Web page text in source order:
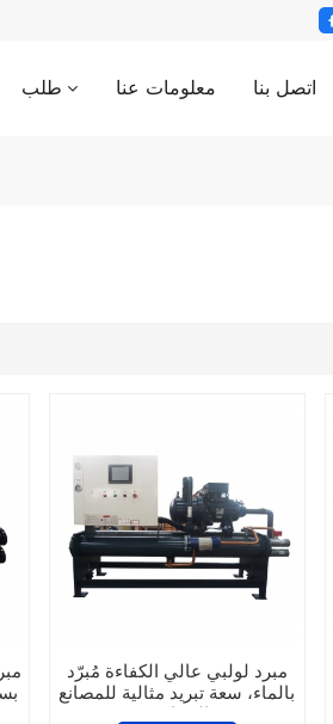
طلب معلومات عنا اتصل بنا
مبرد لولبي عالي الكفاءة مُبرّد
بالماء، سعة تبريد مثالية للمصانع